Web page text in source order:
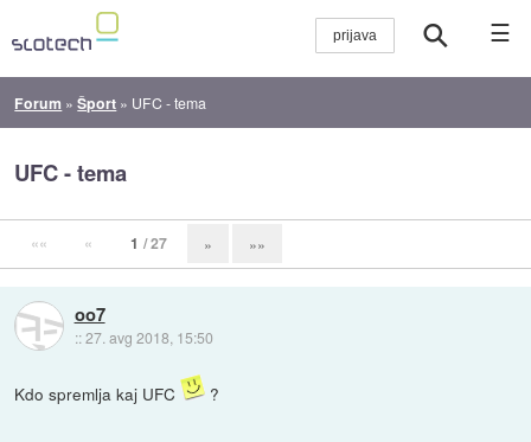
☰
Forum »Šport » UFC - tema
UFC - tema
«« « 1 / 27 » »»
oo7
::27. avg 2018, 15:50
Kdo spremlja kaj UFC ?